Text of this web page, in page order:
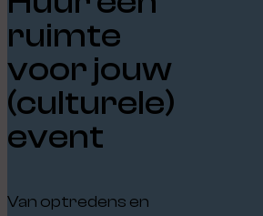
ruimte
voor jouw
(culturele)
event
Van optredens en